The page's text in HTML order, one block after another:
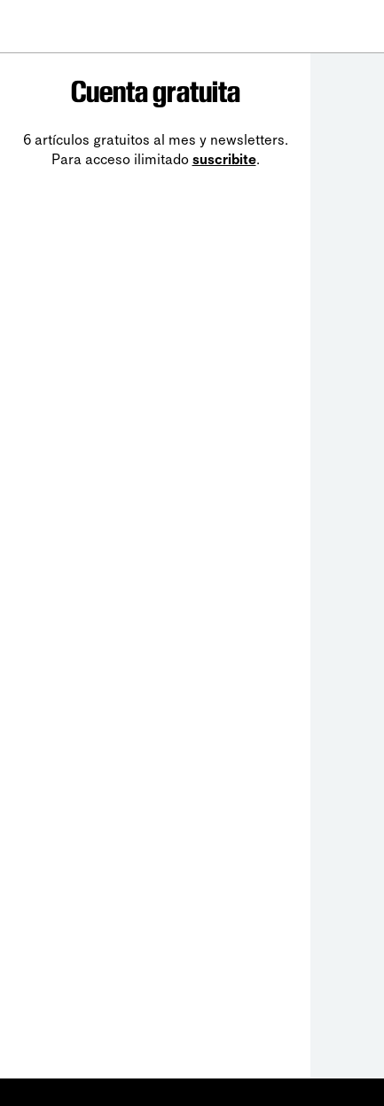
Cuenta gratuita
6 artículos gratuitos al mes y newsletters.
Para acceso ilimitado suscribite.